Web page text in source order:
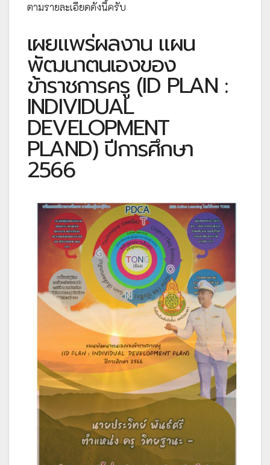
ตามรายละเอียดดังนี้ครับ
เผยแพร่ผลงาน แผน
พัฒนาตนเองของ
ข้าราชการครู (ID PLAN :
INDIVIDUAL
DEVELOPMENT
PLAND) ปีการศึกษา
2566